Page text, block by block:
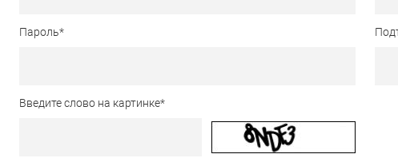
Пароль*
Введите слово на картинке*